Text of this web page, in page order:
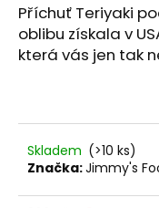
Příchuť Teriyaki
oblibu získala v
která vás jen tak
Skladem (>10 ks)
Značka:Jimmy's
p
o
u